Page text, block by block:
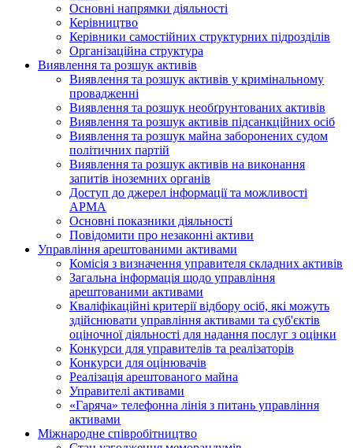
Основні напрямки діяльності
Керівництво
Керівники самостійних структурних підрозділів
Організаційна структура
Виявлення та розшук активів
Виявлення та розшук активів у кримінальному
провадженні
Виявлення та розшук необґрунтованих активів
Виявлення та розшук активів підсанкційних осіб
Виявлення та розшук майна заборонених судом
політичних партій
Виявлення та розшук активів на виконання
запитів іноземних органів
Доступ до джерел інформації та можливості
АРМА
Основні показники діяльності
Повідомити про незаконні активи
Управління арештованими активами
Комісія з визначення управителя складних активів
Загальна інформація щодо управління
арештованими активами
Кваліфікаційні критерії відбору осіб, які можуть
здiйснювати управління активами та суб'єктів
оціночної діяльності для надання послуг з оцінки
Конкурси для управителів та реалізаторів
Конкурси для оцінювачів
Реалізація арештованого майна
Управителі активами
«Гаряча» телефонна лінія з питань управління
активами
Міжнародне співробітництво